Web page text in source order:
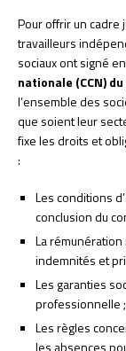
Pour offrir un cadre
travailleurs
sociaux ont signé en
nationale (CCN)
l’ensemble des
que soient leur
fixe les droits et
:
Les conditions
conclusion du
La
indemnités et
Les garanties
professionnelle ;
Les règles